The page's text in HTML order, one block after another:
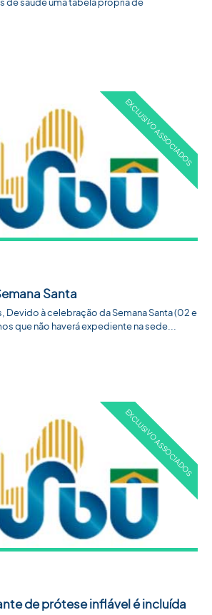
Santa
Devido à celebração da Semana Santa (02 e
que não haverá expediente na sede...
de prótese inflável é incluída